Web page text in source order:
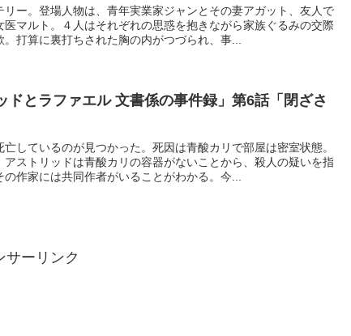
ー。登場人物は、青年実業家ジャンとその妻アガット、友人で
マルト。４人はそれぞれの思惑を抱きながら家族ぐるみの交際
打算に裏打ちされた胸の内がつづられ、事...
ドとラファエル 文書係の事件録」第6話「閉ざさ
しているのが見つかった。死因は青酸カリで部屋は密室状態。
ストリッドは青酸カリの容器がないことから、殺人の疑いを指
作家には共同作者がいることがわかる。今...
サーリンク